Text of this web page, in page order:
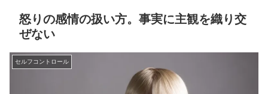
怒りの感情の扱い方。事実に主観を織り交
ぜない
セルフコントロール